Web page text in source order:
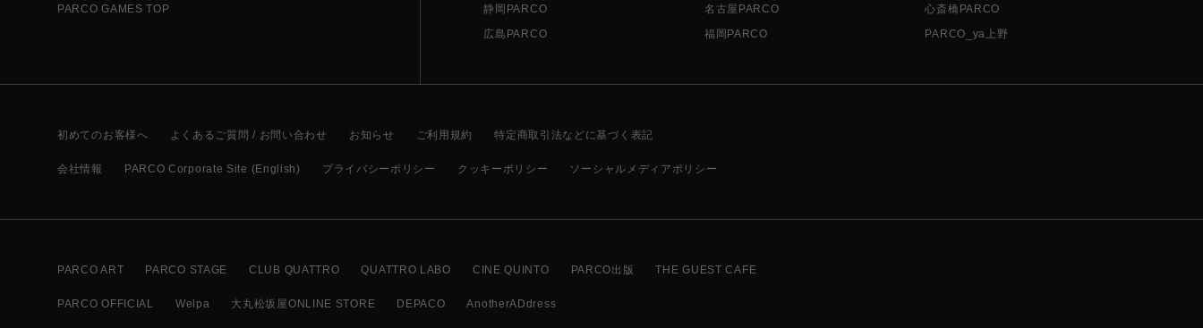
PARCO GAMES TOP
静岡PARCO
名古屋PARCO
心斎橋PARCO
広島PARCO
福岡PARCO PARCO_ya上野
初めてのお客様へ よくあるご質問 / お問い合わせ お知らせ ご利用規約 特定商取引法などに基づく表記
会社情報 PARCO Corporate Site (English) プライバシーポリシー クッキーポリシー ソーシャルメディアポリシー
PARCO ART PARCO STAGE CLUB QUATTRO QUATTRO LABO CINE QUINTO PARCO出版 THE GUEST CAFE
PARCO OFFICIAL Welpa 大丸松坂屋ONLINE STORE DEPACO AnotherADdress